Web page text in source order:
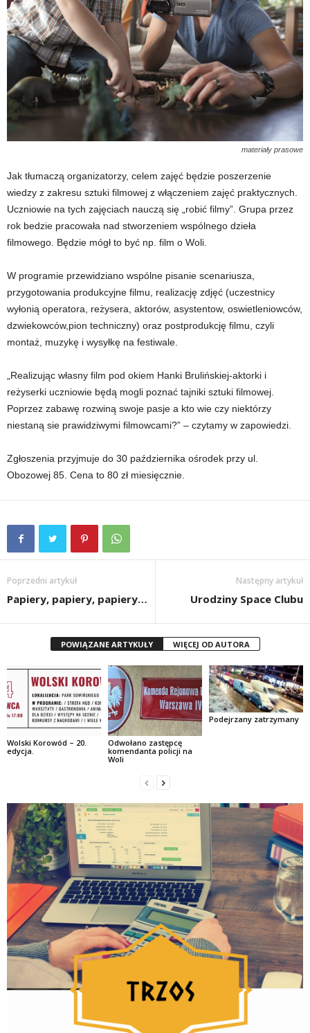
materiały prasowe
Jak tłumaczą organizatorzy, celem zajęć będzie poszerzenie
wiedzy z zakresu sztuki filmowej z włączeniem zajęć praktycznych.
Uczniowie na tych zajęciach nauczą się „robić filmy”. Grupa przez
rok bedzie pracowała nad stworzeniem wspólnego dzieła
filmowego. Będzie mógł to być np. film o Woli.
W programie przewidziano wspólne pisanie scenariusza,
przygotowania produkcyjne filmu, realizację zdjęć (uczestnicy
wyłonią operatora, reżysera, aktorów, asystentow, oswietleniowców,
dzwiekowców,pion techniczny) oraz postprodukcję filmu, czyli
montaż, muzykę i wysyłkę na festiwale.
„Realizując własny film pod okiem Hanki Brulińskiej-aktorki i
reżyserki uczniowie będą mogli poznać tajniki sztuki filmowej.
Poprzez zabawę rozwiną swoje pasje a kto wie czy niektórzy
niestaną sie prawidziwymi filmowcami?” – czytamy w zapowiedzi.
Zgłoszenia przyjmuje do 30 października ośrodek przy ul.
Obozowej 85. Cena to 80 zł miesięcznie.
Poprzedni artykuł
Papiery, papiery, papiery…
Następny artykuł
Urodziny Space Clubu
POWIĄZANE ARTYKUŁY WIĘCEJ OD AUTORA
Wolski Korowód – 20.
edycja.
Odwołano zastępcę
komendanta policji na
Woli
Podejrzany zatrzymany